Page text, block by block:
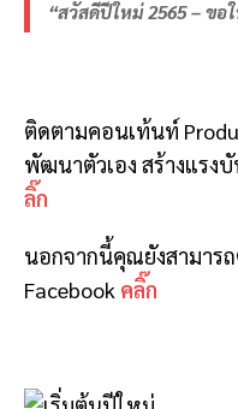
“สวัสดีปีใหม่ 2565 – ข
ติดตามคอนเท้นท์
พัฒนาตัวเอง สร้างแรง
ลิ๊ก
นอกจากนี้คุณยังสามาร
Facebook คลิ๊ก